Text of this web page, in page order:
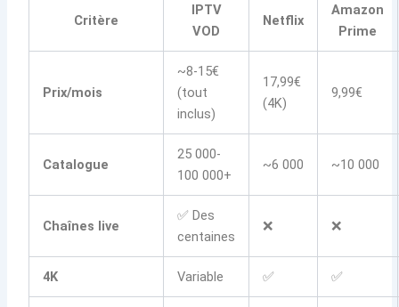
Critère
IPTV
VOD
Netflix
Amazon
Prime
Prix/mois
~8-15€
(tout
inclus)
17,99€
(4K)
9,99€
Catalogue
25 000-
100 000+
~6 000 ~10 000
Chaînes live
✅ Des
centaines
❌ ❌
4K Variable ✅ ✅